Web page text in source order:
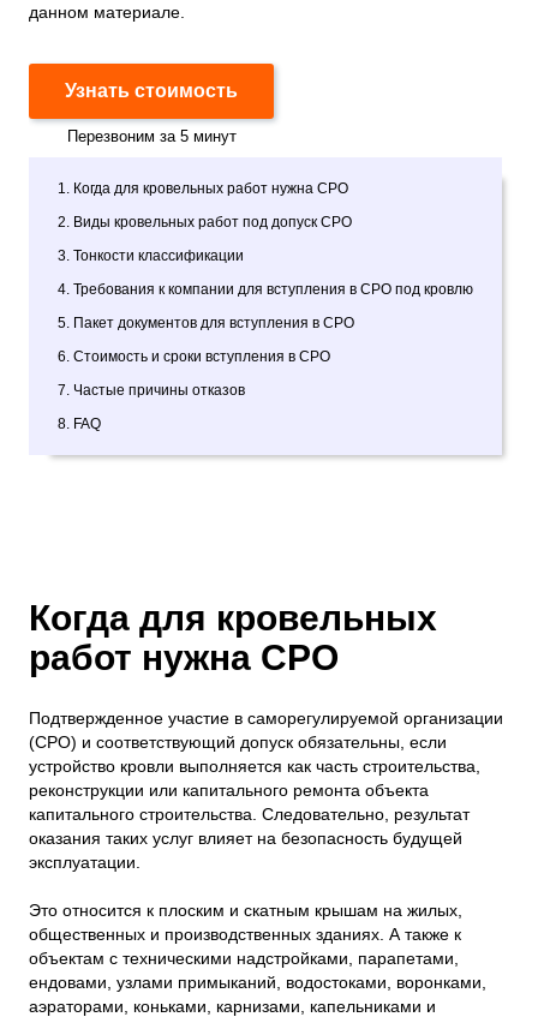
данном материале.
Узнать стоимость
Перезвоним за 5 минут
1. Когда для кровельных работ нужна СРО
2. Виды кровельных работ под допуск СРО
3. Тонкости классификации
4. Требования к компании для вступления в СРО под кровлю
5. Пакет документов для вступления в СРО
6. Стоимость и сроки вступления в СРО
7. Частые причины отказов
8. FAQ
Когда для кровельных
работ нужна СРО
Подтвержденное участие в саморегулируемой организации
(СРО) и соответствующий допуск обязательны, если
устройство кровли выполняется как часть строительства,
реконструкции или капитального ремонта объекта
капитального строительства. Следовательно, результат
оказания таких услуг влияет на безопасность будущей
эксплуатации.
Это относится к плоским и скатным крышам на жилых,
общественных и производственных зданиях. А также к
объектам с техническими надстройками, парапетами,
ендовами, узлами примыканий, водостоками, воронками,
аэраторами, коньками, карнизами, капельниками и